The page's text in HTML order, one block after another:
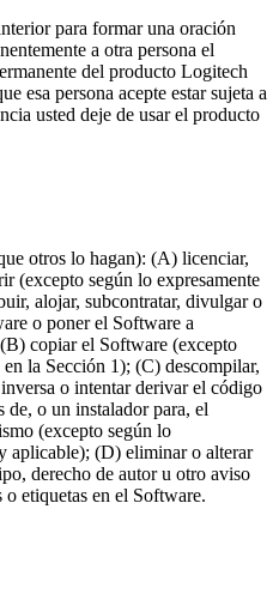
para formar una oración
a otra persona el
del producto Logitech
esa persona acepte estar sujeta a
usted deje de usar el producto
otros lo hagan): (A) licenciar,
(excepto según lo expresamente
alojar, subcontratar, divulgar o
o poner el Software a
copiar el Software (excepto
la Sección 1); (C) descompilar,
o intentar derivar el código
de, o un instalador para, el
(excepto según lo
aplicable); (D) eliminar o alterar
derecho de autor u otro aviso
etiquetas en el Software.